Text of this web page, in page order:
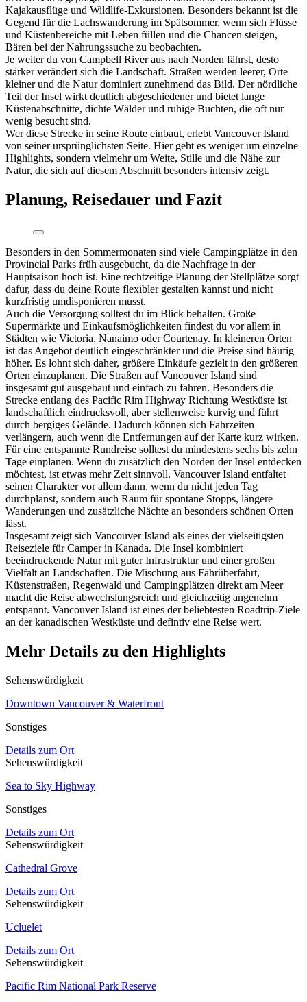
Kajakausflüge und Wildlife-Exkursionen. Besonders bekannt ist die
Gegend für die Lachswanderung im Spätsommer, wenn sich Flüsse
und Küstenbereiche mit Leben füllen und die Chancen steigen,
Bären bei der Nahrungssuche zu beobachten.
Je weiter du von Campbell River aus nach Norden fährst, desto
stärker verändert sich die Landschaft. Straßen werden leerer, Orte
kleiner und die Natur dominiert zunehmend das Bild. Der nördliche
Teil der Insel wirkt deutlich abgeschiedener und bietet lange
Küstenabschnitte, dichte Wälder und ruhige Buchten, die oft nur
wenig besucht sind.
Wer diese Strecke in seine Route einbaut, erlebt Vancouver Island
von seiner ursprünglichsten Seite. Hier geht es weniger um einzelne
Highlights, sondern vielmehr um Weite, Stille und die Nähe zur
Natur, die sich auf diesem Abschnitt besonders intensiv zeigt.
Planung, Reisedauer und Fazit
Besonders in den Sommermonaten sind viele Campingplätze in den
Provincial Parks früh ausgebucht, da die Nachfrage in der
Hauptsaison hoch ist. Eine rechtzeitige Planung der Stellplätze sorgt
dafür, dass du deine Route flexibler gestalten kannst und nicht
kurzfristig umdisponieren musst.
Auch die Versorgung solltest du im Blick behalten. Große
Supermärkte und Einkaufsmöglichkeiten findest du vor allem in
Städten wie Victoria, Nanaimo oder Courtenay. In kleineren Orten
ist das Angebot deutlich eingeschränkter und die Preise sind häufig
höher. Es lohnt sich daher, größere Einkäufe gezielt in den größeren
Orten einzuplanen. Die Straßen auf Vancouver Island sind
insgesamt gut ausgebaut und einfach zu fahren. Besonders die
Strecke entlang des Pacific Rim Highway Richtung Westküste ist
landschaftlich eindrucksvoll, aber stellenweise kurvig und führt
durch bergiges Gelände. Dadurch können sich Fahrzeiten
verlängern, auch wenn die Entfernungen auf der Karte kurz wirken.
Für eine entspannte Rundreise solltest du mindestens sechs bis zehn
Tage einplanen. Wenn du zusätzlich den Norden der Insel entdecken
möchtest, ist etwas mehr Zeit sinnvoll. Vancouver Island entfaltet
seinen Charakter vor allem dann, wenn du nicht jeden Tag
durchplanst, sondern auch Raum für spontane Stopps, längere
Wanderungen und zusätzliche Nächte an besonders schönen Orten
lässt.
Insgesamt zeigt sich Vancouver Island als eines der vielseitigsten
Reiseziele für Camper in Kanada. Die Insel kombiniert
beeindruckende Natur mit guter Infrastruktur und einer großen
Vielfalt an Landschaften. Die Mischung aus Fährüberfahrt,
Küstenstraßen, Regenwald und Campingplätzen direkt am Meer
macht die Reise abwechslungsreich und gleichzeitig angenehm
entspannt. Vancouver Island ist eines der beliebtesten Roadtrip-Ziele
an der kanadischen Westküste und defintiv eine Reise wert.
Mehr Details zu den Highlights
Sehenswürdigkeit
Downtown Vancouver & Waterfront
Sonstiges
Details zum Ort
Sehenswürdigkeit
Sea to Sky Highway
Sonstiges
Details zum Ort
Sehenswürdigkeit
Cathedral Grove
Details zum Ort
Sehenswürdigkeit
Ucluelet
Details zum Ort
Sehenswürdigkeit
Pacific Rim National Park Reserve